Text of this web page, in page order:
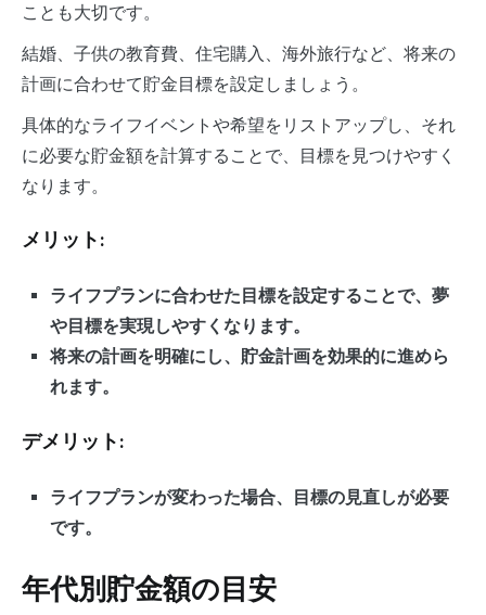
ことも大切です。
結婚、子供の教育費、住宅購入、海外旅行など、将来の
計画に合わせて貯金目標を設定しましょう。
具体的なライフイベントや希望をリストアップし、それ
に必要な貯金額を計算することで、目標を見つけやすく
なります。
メリット:
ライフプランに合わせた目標を設定することで、夢
や目標を実現しやすくなります。
将来の計画を明確にし、貯金計画を効果的に進めら
れます。
デメリット:
ライフプランが変わった場合、目標の見直しが必要
です。
年代別貯金額の目安